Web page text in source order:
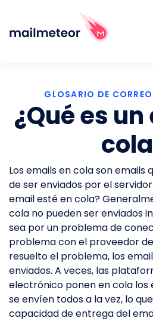
GLOSARIO DE
¿Qué es
Los emails en cola son emails
de ser enviados por el
email esté en cola?
cola no pueden ser enviados
sea por un problema de
problema con el proveedor
resuelto el problema, los
enviados. A veces, las
electrónico ponen en cola los
se envíen todos a la vez, lo
capacidad de entrega del